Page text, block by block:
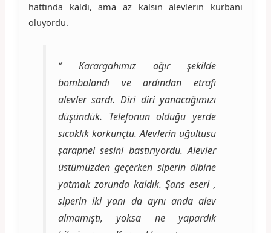
hattında kaldı, ama az kalsın alevlerin kurbanı
oluyordu.
‘’ Karargahımız ağır şekilde
bombalandı ve ardından etrafı
alevler sardı. Diri diri yanacağımızı
düşündük. Telefonun olduğu yerde
sıcaklık korkunçtu. Alevlerin uğultusu
şarapnel sesini bastırıyordu. Alevler
üstümüzden geçerken siperin dibine
yatmak zorunda kaldık. Şans eseri ,
siperin iki yanı da aynı anda alev
almamıştı, yoksa ne yapardık